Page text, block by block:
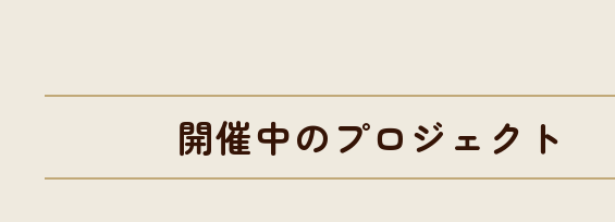
開催中のプロジェクト